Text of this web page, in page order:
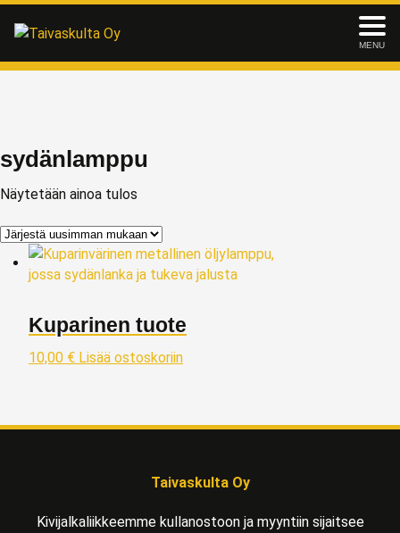
MENU
sydänlamppu
Näytetään ainoa tulos
Kuparinen tuote
10,00 € Lisää ostoskoriin
Taivaskulta Oy
Kivijalkaliikkeemme kullanostoon ja myyntiin sijaitsee